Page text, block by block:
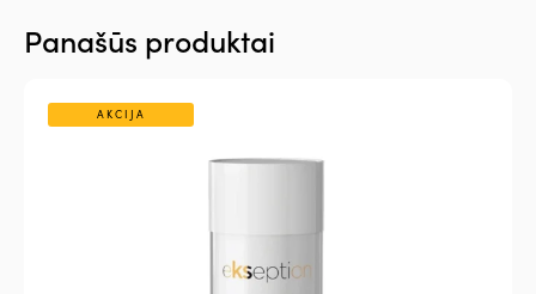
Panašūs produktai
AKCIJA